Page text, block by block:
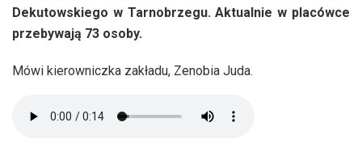
Dekutowskiego w Tarnobrzegu. Aktualnie w placówce
przebywają 73 osoby.
Mówi kierowniczka zakładu, Zenobia Juda.